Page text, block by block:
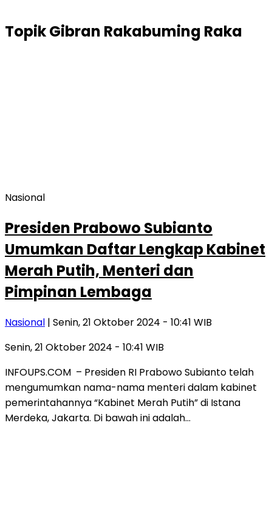
TopikGibran Rakabuming Raka
Nasional
Presiden Prabowo Subianto
Umumkan Daftar Lengkap Kabinet
Merah Putih, Menteri dan
Pimpinan Lembaga
Nasional | Senin, 21 Oktober 2024 - 10:41 WIB
Senin, 21 Oktober 2024 - 10:41 WIB
INFOUPS.COM – Presiden RI Prabowo Subianto telah
mengumumkan nama-nama menteri dalam kabinet
pemerintahannya “Kabinet Merah Putih” di Istana
Merdeka, Jakarta. Di bawah ini adalah…